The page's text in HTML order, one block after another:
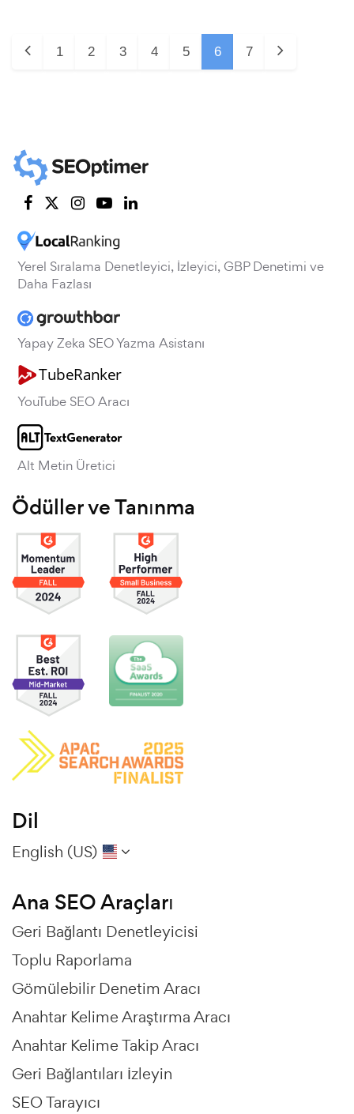
1 2 3 4 5 6 7
Yerel Sıralama Denetleyici, İzleyici, GBP Denetimi ve
Daha Fazlası
Yapay Zeka SEO Yazma Asistanı
YouTube SEO Aracı
Alt Metin Üretici
Ödüller ve Tanınma
Dil
English (US)
Ana SEO Araçları
Geri Bağlantı Denetleyicisi
Toplu Raporlama
Gömülebilir Denetim Aracı
Anahtar Kelime Araştırma Aracı
Anahtar Kelime Takip Aracı
Geri Bağlantıları İzleyin
SEO Tarayıcı